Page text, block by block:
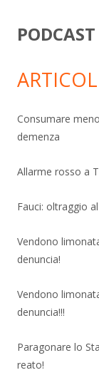
PODCAST
Consumare
demenza
Allarme rosso a
Fauci: oltraggio
Vendono
denuncia!
Vendono
denuncia!!!
Paragonare lo
reato!